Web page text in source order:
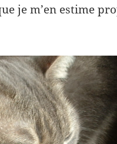
je m’en estime